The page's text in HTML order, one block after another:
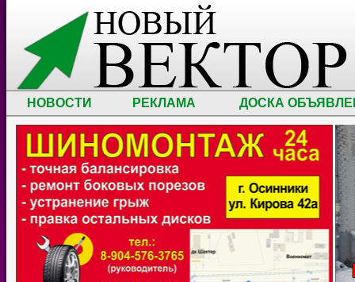
НОВОСТИ РЕКЛАМА ДОСКА